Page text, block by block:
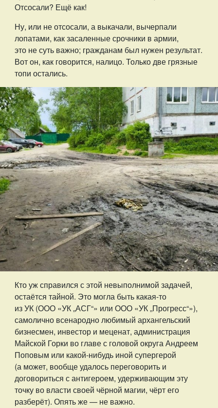
Отсосали? Ещё как!
Ну, или не отсосали, а выкачали, вычерпали
лопатами, как засаленные срочники в армии,
это не суть важно; гражданам был нужен результат.
Вот он, как говорится, налицо. Только две грязные
топи остались.
Кто уж справился с этой невыполнимой задачей,
остаётся тайной. Это могла быть какая-то
из УК (ООО «УК „АСГ“» или ООО «УК „Прогресс“»),
самолично всенародно любимый архангельский
бизнесмен, инвестор и меценат, администрация
Майской Горки во главе с головой округа Андреем
Поповым или какой-нибудь иной супергерой
(а может, вообще удалось переговорить и
договориться с антигероем, удерживающим эту
точку во власти своей чёрной магии, чёрт его
разберёт). Опять же — не важно.